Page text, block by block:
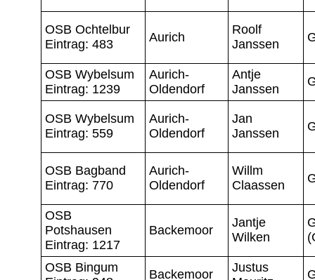
OSB Ochtelbur
Eintrag: 483
Aurich
Roolf
Janssen
OSB Wybelsum
Eintrag: 1239
Aurich-
Oldendorf
Antje
Janssen
OSB Wybelsum
Eintrag: 559
Aurich-
Oldendorf
Jan
Janssen
OSB Bagband
Eintrag: 770
Aurich-
Oldendorf
Willm
Claassen
OSB
Potshausen
Eintrag: 1217
Backemoor
Jantje
Wilken
OSB Bingum
Backemoor
Justus